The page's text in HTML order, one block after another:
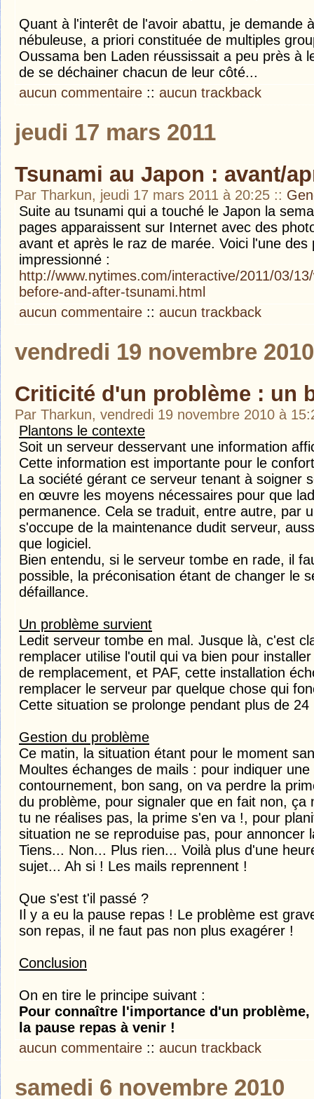
Quant à l'interêt de l'avoir abattu, je demande
nébuleuse, a priori constituée de multiples
Oussama ben Laden réussissait a peu près à
de se déchainer chacun de leur côté...
aucun commentaire :: aucun trackback
jeudi 17 mars 2011
Tsunami au Japon : avant/
Par Tharkun, jeudi 17 mars 2011 à 20:25 ::
Suite au tsunami qui a touché le Japon la
pages apparaissent sur Internet avec des
avant et après le raz de marée. Voici l'une des
impressionné :
http://www.nytimes.com/interactive/2011/03/
before-and-after-tsunami.html
aucun commentaire :: aucun trackback
vendredi 19 novembre 2010
Criticité d'un problème : un
Par Tharkun, vendredi 19 novembre 2010 à
Plantons le contexte
Soit un serveur desservant une information
Cette information est importante pour le
La société gérant ce serveur tenant à soigner
en œuvre les moyens nécessaires pour que
permanence. Cela se traduit, entre autre, par
s'occupe de la maintenance dudit serveur,
que logiciel.
Bien entendu, si le serveur tombe en rade, il
possible, la préconisation étant de changer le
défaillance.
Un problème survient
Ledit serveur tombe en mal. Jusque là, c'est
remplacer utilise l'outil qui va bien pour
de remplacement, et PAF, cette installation
remplacer le serveur par quelque chose qui
Cette situation se prolonge pendant plus de 24
Gestion du problème
Ce matin, la situation étant pour le moment
Moultes échanges de mails : pour indiquer
contournement, bon sang, on va perdre la
du problème, pour signaler que en fait non,
tu ne réalises pas, la prime s'en va !, pour
situation ne se reproduise pas, pour annoncer
Tiens... Non... Plus rien... Voilà plus d'une
sujet... Ah si ! Les mails reprennent !
Que s'est t'il passé ?
Il y a eu la pause repas ! Le problème est
son repas, il ne faut pas non plus exagérer !
Conclusion
On en tire le principe suivant :
Pour connaître l'importance d'un
la pause repas à venir !
aucun commentaire :: aucun trackback
samedi 6 novembre 2010